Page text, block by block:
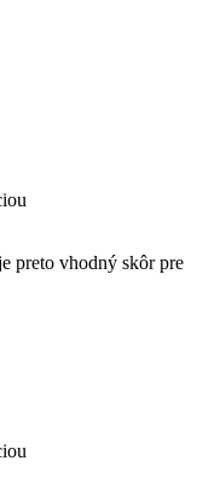
preto vhodný skôr pre